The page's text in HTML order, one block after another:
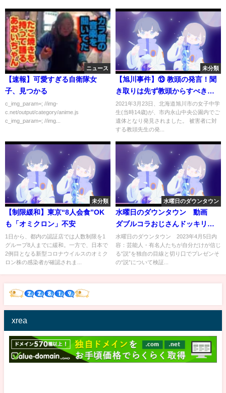
おもちゃアニメ
ニュース
【速報】可愛すぎる自衛隊女
子、見つかる
c_img_param=; //img-
c.net/output/category/anime.js
c_img_param=; //img...
未分類
【旭川事件】⑬ 教頭の発言！聞
き取りは先ず教頭からすべき！
第三者委員会は機能しているの
か？【小川泰平の事件考察室】#
127
2021年3月23日、北海道旭川市の女子中学
生(当時14歳)が、市内永山中央公園内でご
遺体となり発見されました。 被害者に対
する教頭先生の発...
未分類
【制限緩和】東京“8人会食”OK
も「オミクロン」不安
1日から、都内の認証店では人数制限を1
グループ8人までに緩和。一方で、日本で
2例目となる新型コロナウイルスのオミク
ロン株の感染者が確認されま...
水曜日のダウンタウン
水曜日のダウンタウン 動画
ダブルコラおじさんドッキリ 4
月5日
水曜日のダウンタウン 2023年4月5日内
容：芸能人・有名人たちが自分だけが信じ
る“説”を独自の目線と切り口でプレゼンそ
の“説”について検証...
xrea